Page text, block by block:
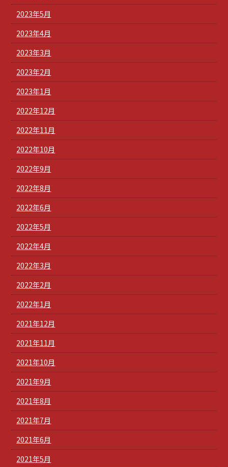
2023年5月
2023年4月
2023年3月
2023年2月
2023年1月
2022年12月
2022年11月
2022年10月
2022年9月
2022年8月
2022年6月
2022年5月
2022年4月
2022年3月
2022年2月
2022年1月
2021年12月
2021年11月
2021年10月
2021年9月
2021年8月
2021年7月
2021年6月
2021年5月